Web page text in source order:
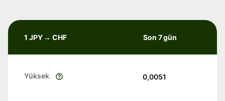
1 JPY → CHF Son 7 gün
Yüksek 0,0051